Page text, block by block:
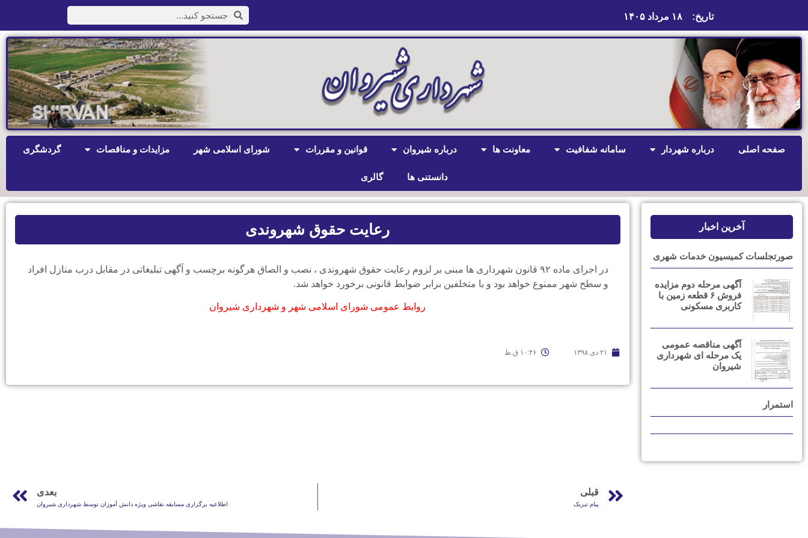
تاریخ: ۱۸ مرداد ۱۴۰۵
صفحه اصلی درباره شهردار سامانه شفافیت معاونت ها درباره شیروان قوانین و مقررات شورای اسلامی شهر مزایدات و مناقصات گردشگری
دانستنی ها گالری
آخرین اخبار
صورتجلسات کمیسیون خدمات شهری
آگهی مرحله دوم مزایده
فروش ۶ قطعه زمین با
کاربری مسکونی
آگهی مناقصه عمومی
یک مرحله ای شهرداری
شیروان
استمرار
رعایت حقوق شهروندی
در اجرای ماده ۹۲ قانون شهرداری ها مبنی بر لزوم رعایت حقوق شهروندی ، نصب و الصاق هرگونه برچسب و آگهی تبلیغاتی در مقابل درب منازل افراد
و سطح شهر ممنوع خواهد بود و با متخلفین برابر ضوابط قانونی برخورد خواهد شد.
روابط عمومی شورای اسلامی شهر و شهرداری شیروان
۲۱ دی ۱۳۹۸ ۱۰:۴۶ ق.ظ
قبلی
پیام تبریک
بعدی
اطلاعیه برگزاری مسابقه نقاشی ویژه دانش آموزان توسط شهرداری شیروان